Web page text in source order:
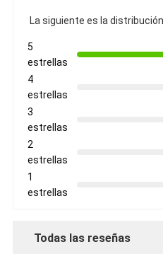
La siguiente es la
5
estrellas
4
estrellas
3
estrellas
2
estrellas
1
estrellas
Todas las reseñas